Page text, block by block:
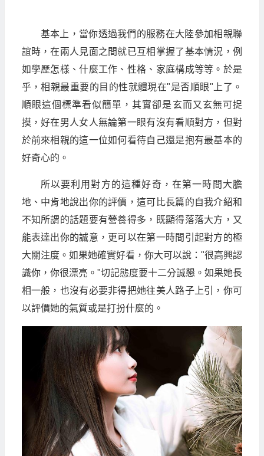
基本上，當你透過我們的服務在大陸參加相親聯
誼時，在兩人見面之間就已互相掌握了基本情況，例
如學歷怎樣、什麼工作、性格、家庭構成等等。於是
乎，相親最重要的目的性就體現在"是否順眼"上了。
順眼這個標準看似簡單，其實卻是玄而又玄無可捉
摸，好在男人女人無論第一眼有沒有看順對方，但對
於前來相親的這一位如何看待自己還是抱有最基本的
好奇心的。
所以要利用對方的這種好奇，在第一時間大膽
地、中肯地說出你的評價，這可比長篇的自我介紹和
不知所謂的話題要有營養得多，既顯得落落大方，又
能表達出你的誠意，更可以在第一時間引起對方的極
大關注度。如果她確實好看，你大可以說："很高興認
識你，你很漂亮。"切記態度要十二分誠懇。如果她長
相一般，也沒有必要非得把她往美人路子上引，你可
以評價她的氣質或是打扮什麼的。